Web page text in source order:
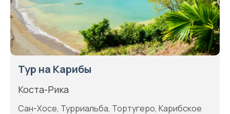
Тур на Карибы
Коста-Рика
Сан-Хосе, Турриальба, Тортугеро, Карибское